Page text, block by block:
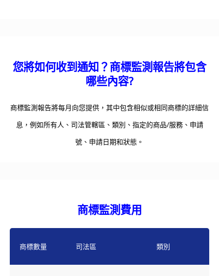
您將如何收到通知？商標監測報告將包含
哪些內容?
商標監測報告將每月向您提供，其中包含相似或相同商標的詳細信
息，例如所有人、司法管轄區、類別、指定的商品/服務、申請
號、申請日期和狀態。
商標監測費用
商標數量 司法區 類別